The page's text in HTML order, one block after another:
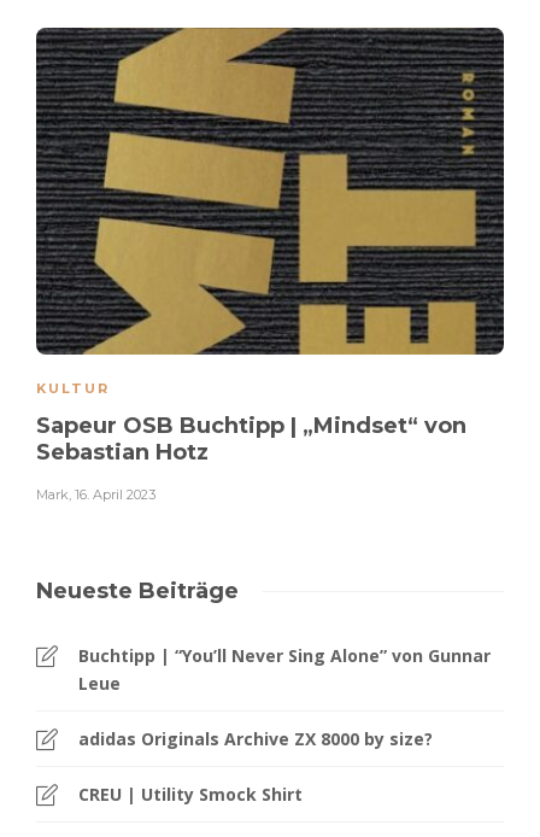
KULTUR
Sapeur OSB Buchtipp | „Mindset“ von
Sebastian Hotz
Mark, 16. April 2023
Neueste Beiträge
Buchtipp | “You’ll Never Sing Alone” von Gunnar
Leue
adidas Originals Archive ZX 8000 by size?
CREU | Utility Smock Shirt